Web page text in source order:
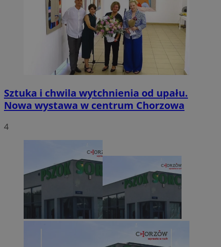
Sztuka i chwila wytchnienia od upału.
Nowa wystawa w centrum Chorzowa
4